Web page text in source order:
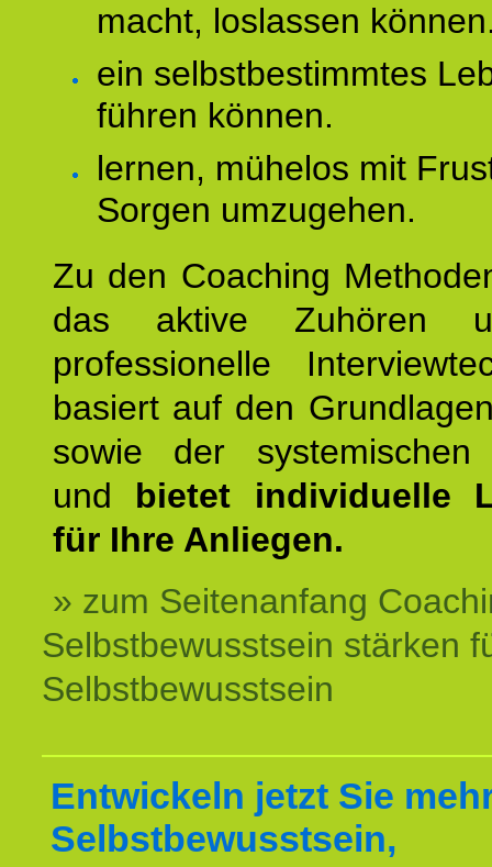
macht, loslassen
ein selbstbestimmtes
führen können.
lernen, mühelos mit
Sorgen umzugehen.
Zu den Coaching
das aktive Zuhören
professionelle
basiert auf den
sowie der systemischen
und bietet individuelle
für Ihre Anliegen.
» zum Seitenanfang
Selbstbewusstsein stärken
Selbstbewusstsein
Entwickeln jetzt Sie
Selbstbewusstsein,